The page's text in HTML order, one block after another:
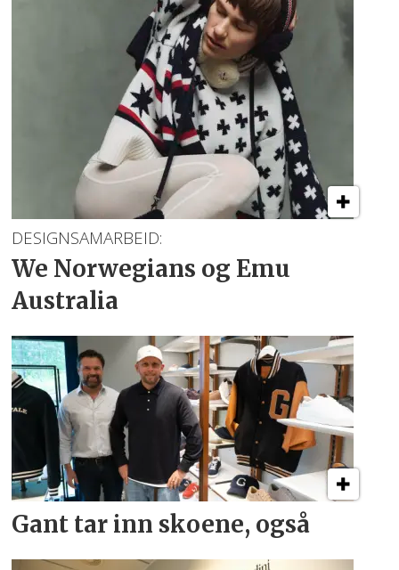
DESIGNSAMARBEID:
We Norwegians og Emu
Australia
Gant tar inn skoene, også